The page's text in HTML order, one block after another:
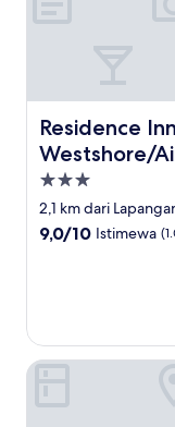
Residence
Westshore/
Residence Inn
Properti
bintang
3.0
2,1 km dari
9.0
9,0/10 Istimewa
La Quinta Inn